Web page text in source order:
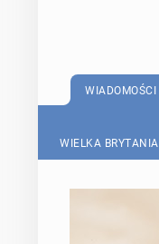
WIADOMOŚCI
WIELKA BRYTANIA